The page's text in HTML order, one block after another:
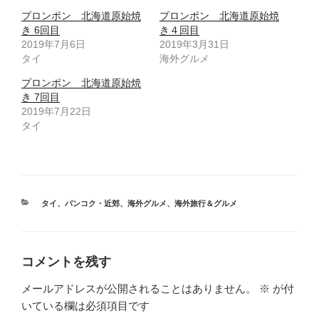
プロンポン 北海道原始焼
き 6回目
2019年7月6日
タイ
プロンポン 北海道原始焼
き４回目
2019年3月31日
海外グルメ
プロンポン 北海道原始焼
き 7回目
2019年7月22日
タイ
カ
タイ、 バンコク・近郊、 海外グルメ、 海外旅行＆グルメ
コメントを残す
メールアドレスが公開されることはありません。 ※ が付
いている欄は必須項目です